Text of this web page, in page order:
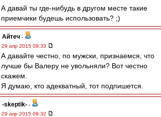
А давай ты где-нибудь в другом месте такие
приемчики будешь использовать? ;)
Айтеч -
29 апр 2015 09:33
А давайте честно, по мужски, признаемся, что
лучше бы Валеру не увольняли? Вот честно
скажем.
Я думаю, кто адекватный, тот подпишется.
-skeptik- -
29 апр 2015 09:32